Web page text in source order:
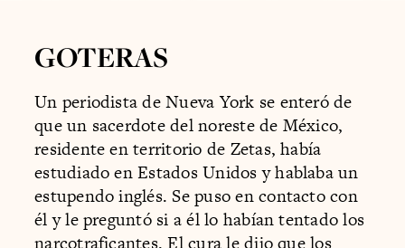
GOTERAS
Un periodista de Nueva York se enteró de
que un sacerdote del noreste de México,
residente en territorio de Zetas, había
estudiado en Estados Unidos y hablaba un
estupendo inglés. Se puso en contacto con
él y le preguntó si a él lo habían tentado los